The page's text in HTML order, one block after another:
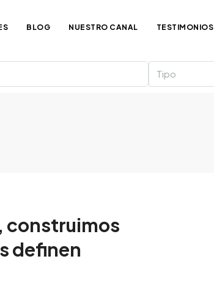
BLOG NUESTRO CANAL TESTIMONIOS
Tipo
construimos
definen